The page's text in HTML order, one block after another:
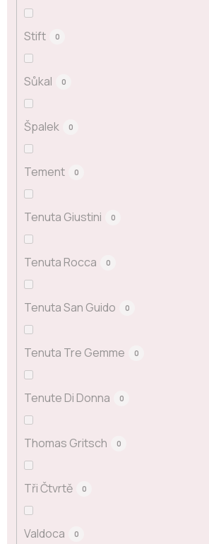
Stift 0
Sůkal 0
Špalek 0
Tement 0
Tenuta Giustini 0
Tenuta Rocca 0
Tenuta San Guido 0
Tenuta Tre Gemme 0
Tenute Di Donna 0
Thomas Gritsch 0
Tři Čtvrtě 0
Valdoca 0